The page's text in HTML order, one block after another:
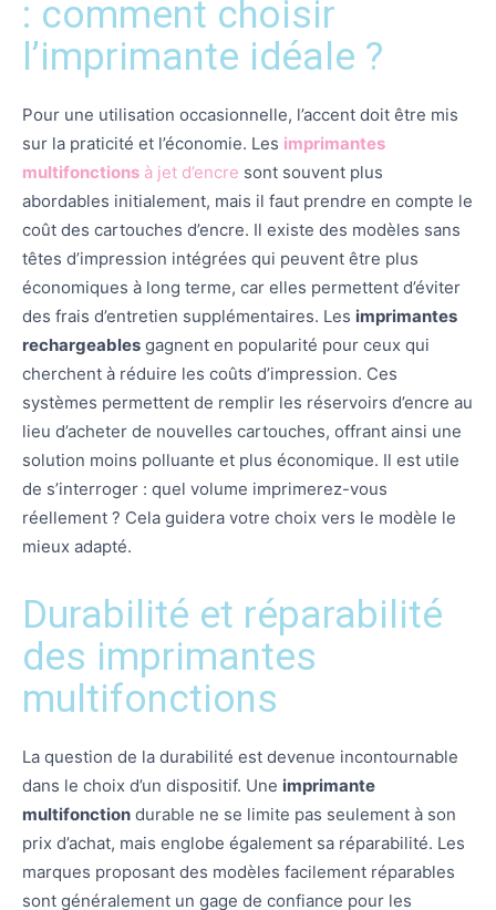
: comment choisir
l’imprimante idéale ?
Pour une utilisation occasionnelle, l’accent doit être mis
sur la praticité et l’économie. Les imprimantes
multifonctions à jet d’encre sont souvent plus
abordables initialement, mais il faut prendre en compte le
coût des cartouches d’encre. Il existe des modèles sans
têtes d’impression intégrées qui peuvent être plus
économiques à long terme, car elles permettent d’éviter
des frais d’entretien supplémentaires. Les imprimantes
rechargeables gagnent en popularité pour ceux qui
cherchent à réduire les coûts d’impression. Ces
systèmes permettent de remplir les réservoirs d’encre au
lieu d’acheter de nouvelles cartouches, offrant ainsi une
solution moins polluante et plus économique. Il est utile
de s’interroger : quel volume imprimerez-vous
réellement ? Cela guidera votre choix vers le modèle le
mieux adapté.
Durabilité et réparabilité
des imprimantes
multifonctions
La question de la durabilité est devenue incontournable
dans le choix d’un dispositif. Une imprimante
multifonction durable ne se limite pas seulement à son
prix d’achat, mais englobe également sa réparabilité. Les
marques proposant des modèles facilement réparables
sont généralement un gage de confiance pour les